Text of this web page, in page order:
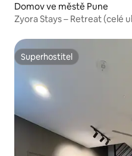
Domov ve městě Pune
Zyora Stays – Retreat (celé
Superhostitel
Superhostitel